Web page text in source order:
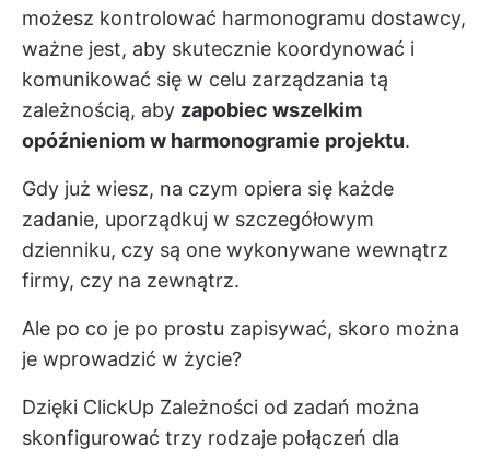
możesz kontrolować harmonogramu dostawcy,
ważne jest, aby skutecznie koordynować i
komunikować się w celu zarządzania tą
zależnością, aby zapobiec wszelkim
opóźnieniom w harmonogramie projektu.
Gdy już wiesz, na czym opiera się każde
zadanie, uporządkuj w szczegółowym
dzienniku, czy są one wykonywane wewnątrz
firmy, czy na zewnątrz.
Ale po co je po prostu zapisywać, skoro można
je wprowadzić w życie?
Dzięki ClickUp Zależności od zadań można
skonfigurować trzy rodzaje połączeń dla